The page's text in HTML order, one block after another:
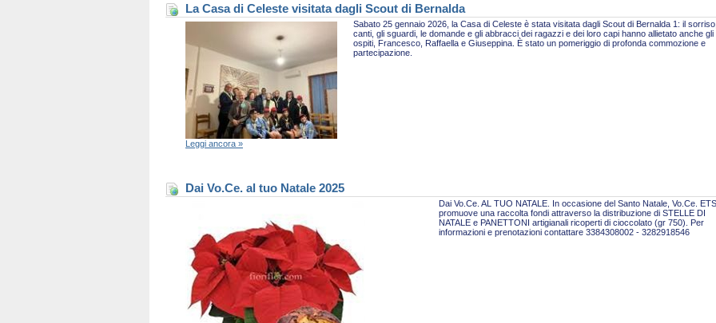
La Casa di Celeste visitata dagli Scout di Bernalda
Sabato 25 gennaio 2026, la Casa di Celeste è stata visitata dagli Scout di Bernalda 1: il
canti, gli sguardi, le domande e gli abbracci dei ragazzi e dei loro capi hanno allietato anche gli
ospiti, Francesco, Raffaella e Giuseppina. È stato un pomeriggio di profonda commozione e
partecipazione.
Leggi ancora »
Dai Vo.Ce. al tuo Natale 2025
Dai Vo.Ce. AL TUO NATALE. In occasione del Santo Natale, Vo.Ce. ETS
promuove una raccolta fondi attraverso la distribuzione di STELLE DI
NATALE e PANETTONI artigianali ricoperti di cioccolato (gr 750). Per
informazioni e prenotazioni contattare 3384308002 - 3282918546